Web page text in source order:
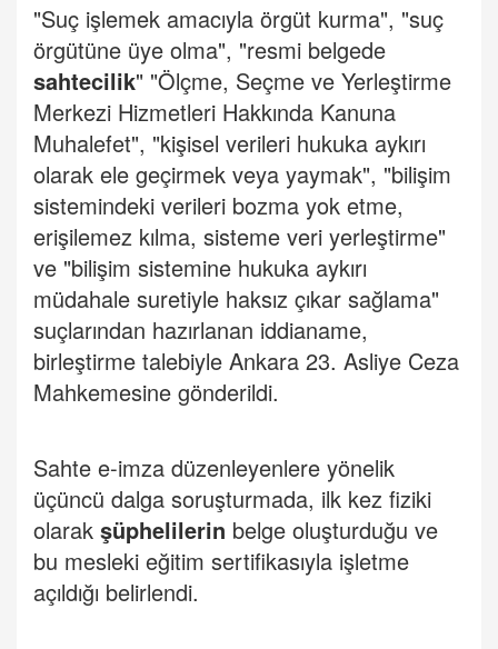
"Suç işlemek amacıyla örgüt kurma", "suç
örgütüne üye olma", "resmi belgede
sahtecilik" "Ölçme, Seçme ve Yerleştirme
Merkezi Hizmetleri Hakkında Kanuna
Muhalefet", "kişisel verileri hukuka aykırı
olarak ele geçirmek veya yaymak", "bilişim
sistemindeki verileri bozma yok etme,
erişilemez kılma, sisteme veri yerleştirme"
ve "bilişim sistemine hukuka aykırı
müdahale suretiyle haksız çıkar sağlama"
suçlarından hazırlanan iddianame,
birleştirme talebiyle Ankara 23. Asliye Ceza
Mahkemesine gönderildi.
Sahte e-imza düzenleyenlere yönelik
üçüncü dalga soruşturmada, ilk kez fiziki
olarak şüphelilerin belge oluşturduğu ve
bu mesleki eğitim sertifikasıyla işletme
açıldığı belirlendi.